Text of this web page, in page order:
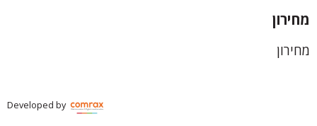
מחירון
מחירון
Developed by